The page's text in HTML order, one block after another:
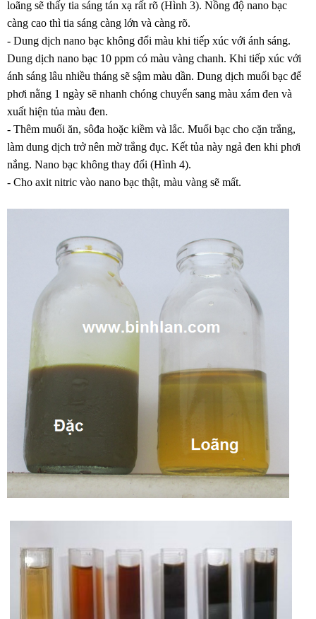
loãng sẽ thấy tia sáng tán xạ rất rõ (Hình 3). Nồng độ nano bạc
càng cao thì tia sáng càng lớn và càng rõ.
- Dung dịch nano bạc không đổi màu khi tiếp xúc với ánh sáng.
Dung dịch nano bạc 10 ppm có màu vàng chanh. Khi tiếp xúc với
ánh sáng lâu nhiều tháng sẽ sậm màu dần. Dung dịch muối bạc để
phơi nằng 1 ngày sẽ nhanh chóng chuyển sang màu xám đen và
xuất hiện tủa màu đen.
- Thêm muối ăn, sôđa hoặc kiềm và lắc. Muối bạc cho cặn trắng,
làm dung dịch trở nên mờ trắng đục. Kết tủa này ngả đen khi phơi
nắng. Nano bạc không thay đổi (Hình 4).
- Cho axit nitric vào nano bạc thật, màu vàng sẽ mất.